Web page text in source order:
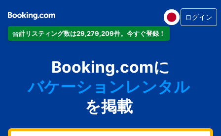
合計リスティング数は29,279,209件。今すぐ登録！
ログイン
Booking.comに
アパートメント
ホテル
バケーションレンタル
ゲストハウス
旅館
を掲載